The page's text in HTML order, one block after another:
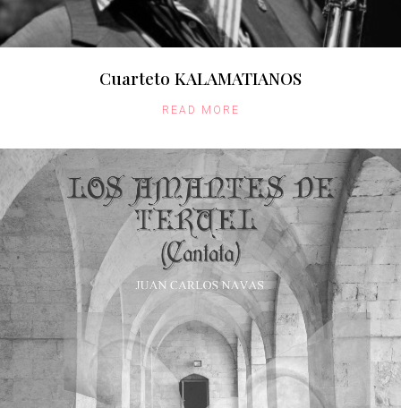
Cuarteto KALAMATIANOS
READ MORE